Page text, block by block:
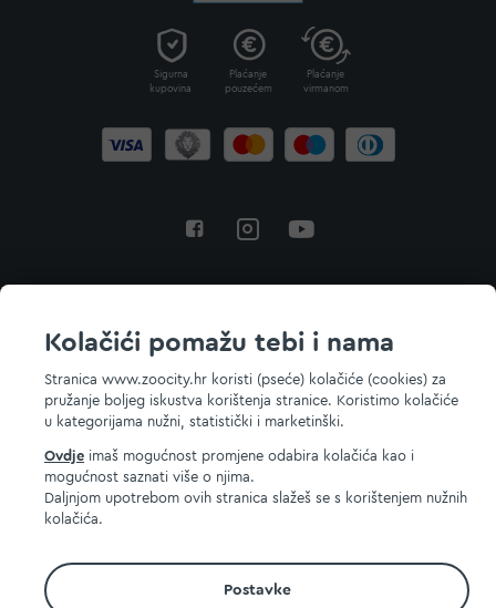
Kolačići pomažu tebi i nama
Stranica www.zoocity.hr koristi (pseće) kolačiće (cookies) za
pružanje boljeg iskustva korištenja stranice. Koristimo kolačiće
u kategorijama nužni, statistički i marketinški.
Ovdje imaš mogućnost promjene odabira kolačića kao i
mogućnost saznati više o njima.
Daljnjom upotrebom ovih stranica slažeš se s korištenjem nužnih
kolačića.
Postavke
Sigurna
kupovina
Plaćanje
pouzećem
Plaćanje
virmanom
© 2026 ZOOCITY. Sva prava zadržana.